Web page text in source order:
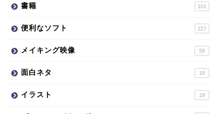
書籍 101
便利なソフト 227
メイキング映像 58
面白ネタ 18
イラスト 19